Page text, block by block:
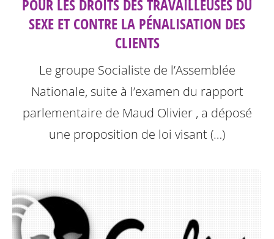
POUR LES DROITS DES TRAVAILLEUSES DU
SEXE ET CONTRE LA PÉNALISATION DES
CLIENTS
Le groupe Socialiste de l’Assemblée
Nationale, suite à l’examen du rapport
parlementaire de Maud Olivier , a déposé
une proposition de loi visant (…)